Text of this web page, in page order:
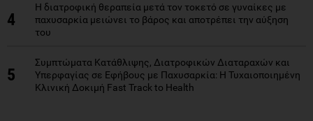
4
Η διατροφική θεραπεία μετά τον τοκετό σε γυναίκες με
παχυσαρκία μειώνει το βάρος και αποτρέπει την αύξηση
του
5
Συμπτώματα Κατάθλιψης, Διατροφικών Διαταραχών και
Υπερφαγίας σε Εφήβους με Παχυσαρκία: Η Τυχαιοποιημένη
Κλινική Δοκιμή Fast Track to Health